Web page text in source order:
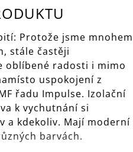
Protože jsme mnohem
stále častěji
oblíbené radosti i mimo
uspokojení z
řadu Impulse. Izolační
k vychutnání si
a kdekoliv. Mají moderní
barvách.